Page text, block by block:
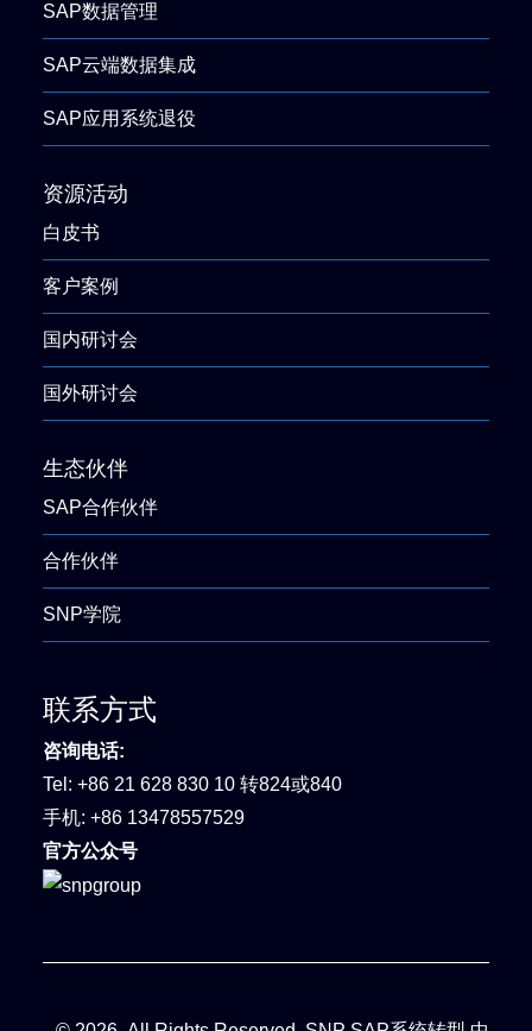
SAP数据管理
SAP云端数据集成
SAP应用系统退役
资源活动
白皮书
客户案例
国内研讨会
国外研讨会
生态伙伴
SAP合作伙伴
合作伙伴
SNP学院
联系方式
咨询电话:
Tel: +86 21 628 830 10 转824或840
手机: +86 13478557529
官方公众号